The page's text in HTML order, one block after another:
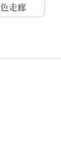
走廊